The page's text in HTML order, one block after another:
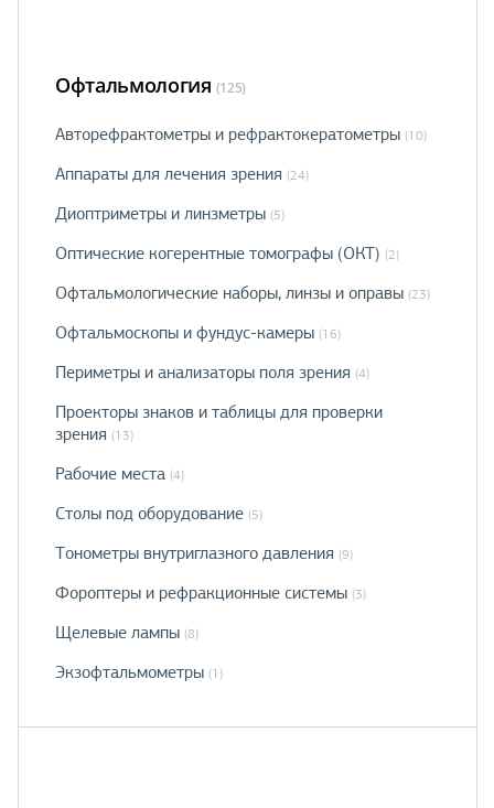
Офтальмология (125)
Авторефрактометры и рефрактокератометры (10)
Аппараты для лечения зрения (24)
Диоптриметры и линзметры (5)
Оптические когерентные томографы (ОКТ) (2)
Офтальмологические наборы, линзы и оправы (23)
Офтальмоскопы и фундус-камеры (16)
Периметры и анализаторы поля зрения (4)
Проекторы знаков и таблицы для проверки
зрения (13)
Рабочие места (4)
Столы под оборудование (5)
Тонометры внутриглазного давления (9)
Фороптеры и рефракционные системы (3)
Щелевые лампы (8)
Экзофтальмометры (1)